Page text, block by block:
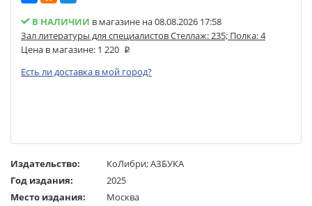
В НАЛИЧИИ в магазине на 08.08.2026 17:58
Зал литературы для специалистов Стеллаж: 235; Полка: 4
Цена в магазине: 1 220
Есть ли доставка в мой город?
Издательство: КоЛибри;АЗБУКА
Год издания:
2025
Место издания:
Москва